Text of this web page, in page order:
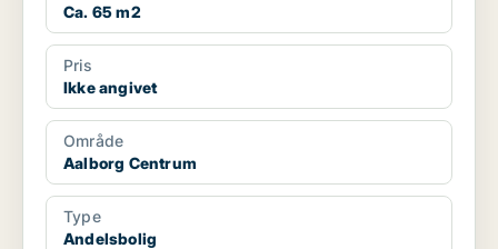
Ca. 65 m2
Pris
Ikke angivet
Område
Aalborg Centrum
Type
Andelsbolig